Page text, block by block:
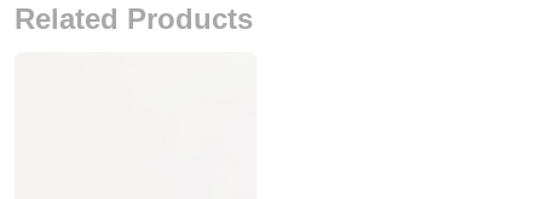
Related Products